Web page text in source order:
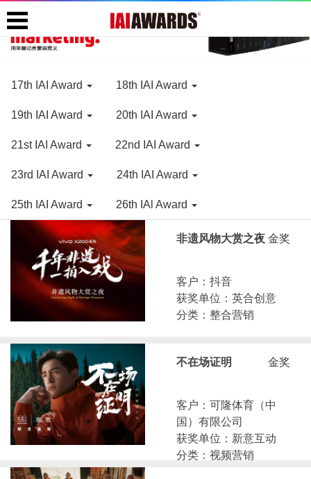
17th IAI Award 18th IAI Award
19th IAI Award 20th IAI Award
21st IAI Award 22nd IAI Award
23rd IAI Award 24th IAI Award
25th IAI Award 26th IAl Award
金奖
非遗风物大赏之夜
客户：抖音
获奖单位：英合创意
分类：整合营销
金奖
不在场证明
客户：可隆体育（中
国）有限公司
获奖单位：新意互动
分类：视频营销